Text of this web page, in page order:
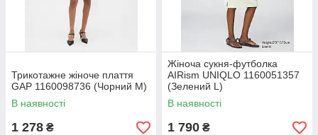
Трикотажне жіноче плаття
GAP 1160098736 (Чорний M)
В наявності
1 278 ₴
Жіноча сукня-футболка
AIRism UNIQLO 1160051357
(Зелений L)
В наявності
1 790 ₴